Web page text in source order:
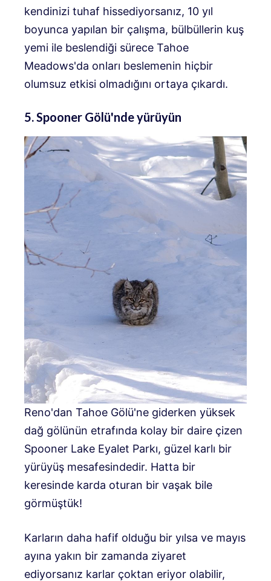
kendinizi tuhaf hissediyorsanız, 10 yıl
boyunca yapılan bir çalışma, bülbüllerin kuş
yemi ile beslendiği sürece Tahoe
Meadows'da onları beslemenin hiçbir
olumsuz etkisi olmadığını ortaya çıkardı.
5. Spooner Gölü'nde yürüyün
Reno'dan Tahoe Gölü'ne giderken yüksek
dağ gölünün etrafında kolay bir daire çizen
Spooner Lake Eyalet Parkı, güzel karlı bir
yürüyüş mesafesindedir. Hatta bir
keresinde karda oturan bir vaşak bile
görmüştük!
Karların daha hafif olduğu bir yılsa ve mayıs
ayına yakın bir zamanda ziyaret
ediyorsanız karlar çoktan eriyor olabilir,